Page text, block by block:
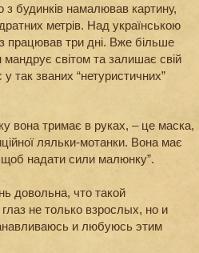
з будинків намалював картину,
метрів. Над українською
працював три дні. Вже більше
мандрує світом та залишає свій
так званих “нетуристичних”
вона тримає в руках, – це маска,
ляльки-мотанки. Вона має
надати сили малюнку”.
довольна, что такой
не только взрослых, но и
и любуюсь этим